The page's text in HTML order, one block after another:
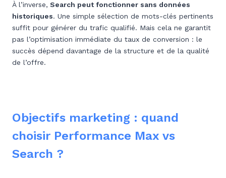
À l’inverse, Search peut fonctionner sans données
historiques. Une simple sélection de mots-clés pertinents
suffit pour générer du trafic qualifié. Mais cela ne garantit
pas l’optimisation immédiate du taux de conversion : le
succès dépend davantage de la structure et de la qualité
de l’offre.
Objectifs marketing : quand
choisir Performance Max vs
Search ?